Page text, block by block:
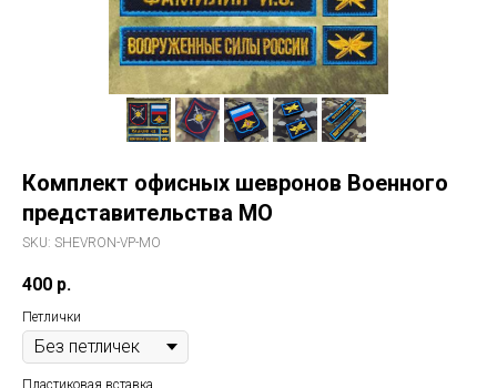
Комплект офисных шевронов Военного
представительства МО
SKU: SHEVRON-VP-MO
400 р.
Петлички
Пластиковая вставка